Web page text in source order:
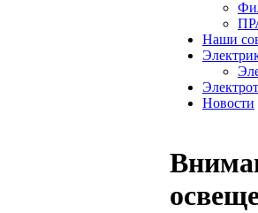
Наши
Новости